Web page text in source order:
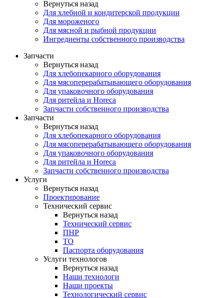
Вернуться назад
Для хлебной и кондитерской продукции
Для мороженого
Для мясной и рыбной продукции
Ингредиенты собственного производства
Запчасти
Вернуться назад
Для хлебопекарного оборудования
Для мясоперерабатывающего оборудования
Для упаковочного оборудования
Для ритейла и Horeca
Запчасти собственного производства
Запчасти
Вернуться назад
Для хлебопекарного оборудования
Для мясоперерабатывающего оборудования
Для упаковочного оборудования
Для ритейла и Horeca
Запчасти собственного производства
Услуги
Вернуться назад
Проектирование
Технический сервис
Вернуться назад
Технический сервис
ПНР
ТО
Паспорта оборудования
Услуги технологов
Вернуться назад
Наши технологи
Наши проекты
Технологический сервис